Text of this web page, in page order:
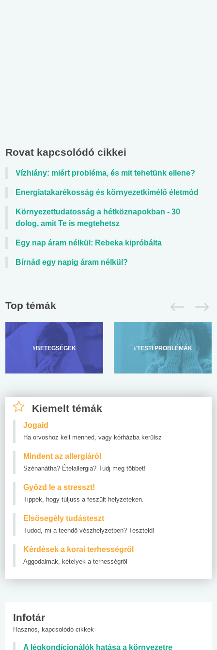
Rovat kapcsolódó cikkei
Vízhiány: miért probléma, és mit tehetünk ellene?
Energiatakarékosság és környezetkímélő életmód
Környezettudatosság a hétköznapokban - 30
dolog, amit Te is megtehetsz
Egy nap áram nélkül: Rebeka kipróbálta
Bírnád egy napig áram nélkül?
Top témák
#BETEGSÉGEK #TESTI PROBLÉMÁK
Kiemelt témák
Jogaid
Ha orvoshoz kell menned, vagy kórházba kerülsz
Mindent az allergiáról
Szénanátha? Ételallergia? Tudj meg többet!
Győzd le a stresszt!
Tippek, hogy túljuss a feszült helyzeteken.
Elsősegély tudásteszt
Tudod, mi a teendő vészhelyzetben? Teszteld!
Kérdések a korai terhességről
Aggodalmak, kételyek a terhességről
Infotár
Hasznos, kapcsolódó cikkek
A légkondícionálók hatása a környezetre